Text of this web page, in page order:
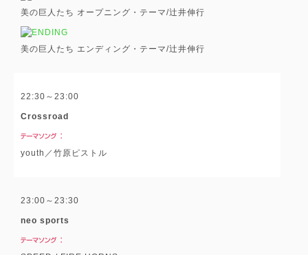
美の巨人たち オープニング・テーマ/辻井伸行
美の巨人たち エンディング・テーマ/辻井伸行
22:30～23:00
Crossroad
youth／竹原ピストル
23:00～23:30
neo sports